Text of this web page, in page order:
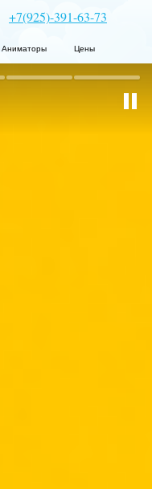
+7(925)-391-63-73
Аниматоры Цены